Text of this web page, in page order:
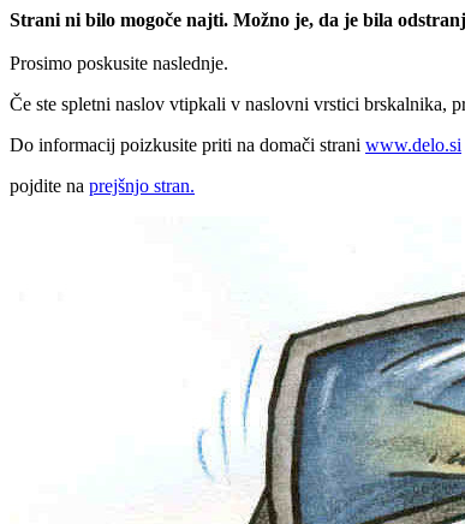
Strani ni bilo mogoče najti. Možno je, da je bila
Prosimo poskusite naslednje.
Če ste spletni naslov vtipkali v naslovni vrstici brskalnika,
Do informacij poizkusite priti na domači strani www.delo.si
pojdite na prejšnjo stran.